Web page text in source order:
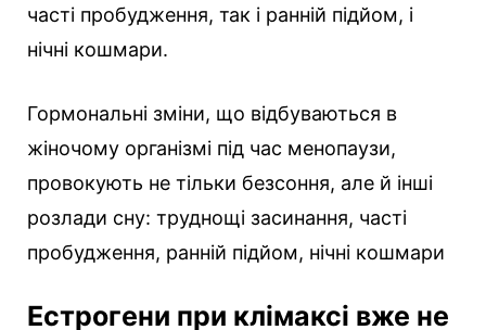
часті пробудження, так і ранній підйом, і
нічні кошмари.
Гормональні зміни, що відбуваються в
жіночому організмі під час менопаузи,
провокують не тільки безсоння, але й інші
розлади сну: труднощі засинання, часті
пробудження, ранній підйом, нічні кошмари
Естрогени при клімаксі вже не